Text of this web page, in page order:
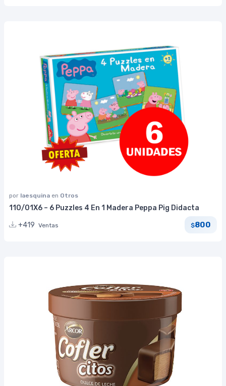
por laesquina en Otros
110/01X6 – 6 Puzzles 4 En 1 Madera Peppa Pig Didacta
+419 Ventas $800